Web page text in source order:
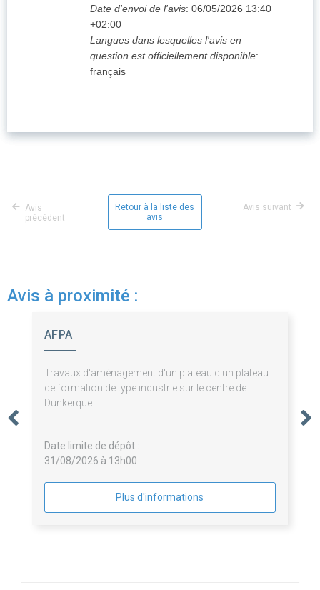
Date d'envoi de l'avis: 06/05/2026 13:40
+02:00
Langues dans lesquelles l'avis en
question est officiellement disponible:
français
Avis
précédent
Retour à la liste des
avis
Avis suivant
Avis à proximité :
AFPA
Travaux d'aménagement d'un plateau d'un plateau
de formation de type industrie sur le centre de
Dunkerque
Date limite de dépôt :
31/08/2026 à 13h00
Plus d'informations